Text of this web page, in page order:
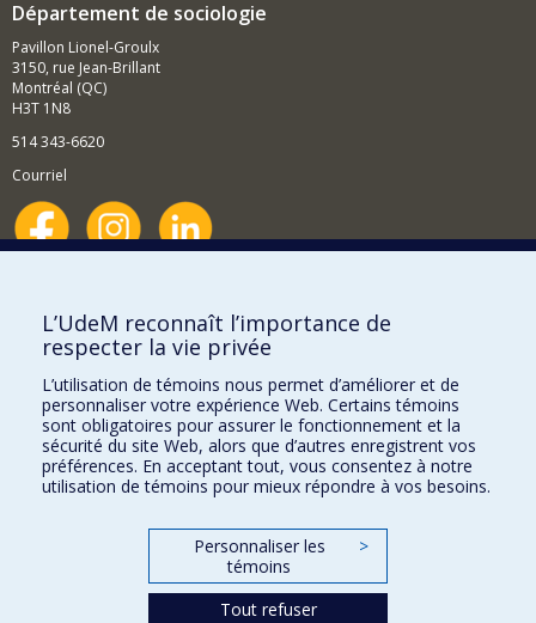
Département de sociologie
Pavillon Lionel-Groulx
3150, rue Jean-Brillant
Montréal (QC)
H3T 1N8
514 343-6620
Courriel
Comment soutenir le Département?
BESOIN D'AIDE?
Plan du site
Signaler une erreur
Accessibilité
FACULTÉ DES ARTS ET DES SCIENCES
Nos départements et écoles
L’UdeM reconnaît l’importance de
respecter la vie privée
L’utilisation de témoins nous permet d’améliorer et de
personnaliser votre expérience Web. Certains témoins
sont obligatoires pour assurer le fonctionnement et la
sécurité du site Web, alors que d’autres enregistrent vos
préférences. En acceptant tout, vous consentez à notre
utilisation de témoins pour mieux répondre à vos besoins.
Personnaliser les
témoins
>
Tout refuser